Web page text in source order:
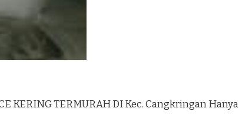
KERING TERMURAH DI Kec. Cangkringan Hanya